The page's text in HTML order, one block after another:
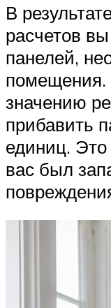
В
расчетов
панелей,
помещения.
значению
прибавить
единиц.
вас был